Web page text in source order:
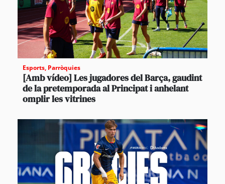
Esports, Parròquies
[Amb vídeo] Les jugadores del Barça, gaudint
de la pretemporada al Principat i anhelant
omplir les vitrines